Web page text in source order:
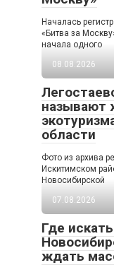
Началась
«Битва за
начала одного
08.08.2026
называют
области
Фото из архива
Искитимском
Новосибирской
07.08.2026
Где
ждать